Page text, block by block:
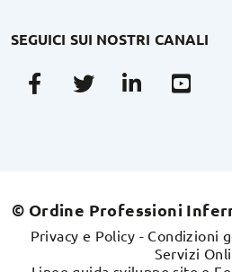
SEGUICI SUI NOSTRI CANALI
FacebookTwitterLinkedin
© Ordine Professioni
Privacy e Policy - Condizioni
Servizi